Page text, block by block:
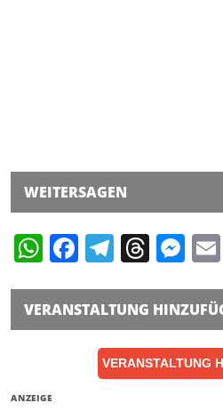
WEITERSAGEN
WhatsApp
Facebook
VERANSTALTUNG
VERANSTALTUNG
ANZEIGE